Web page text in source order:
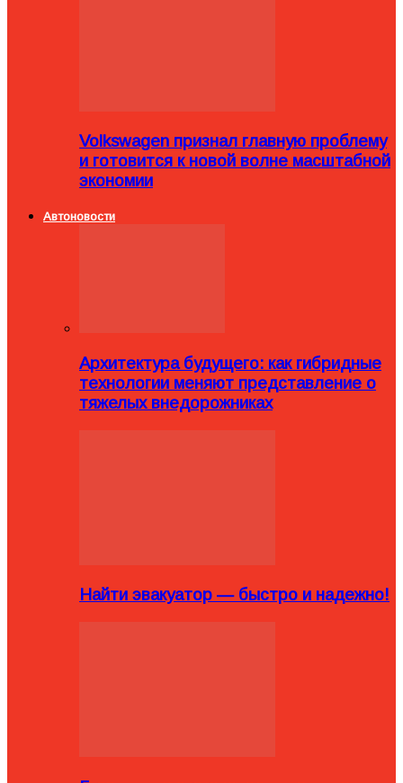
Volkswagen признал главную проблему
и готовится к новой волне масштабной
экономии
Автоновости
Архитектура будущего: как гибридные
технологии меняют представление о
тяжелых внедорожниках
Найти эвакуатор — быстро и надежно!